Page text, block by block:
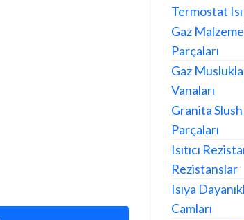
Termostat
Gaz
Parçaları
Gaz
Vanaları
Granita
Parçaları
Isıtıcı
Rezistanslar
Isıya
Camları